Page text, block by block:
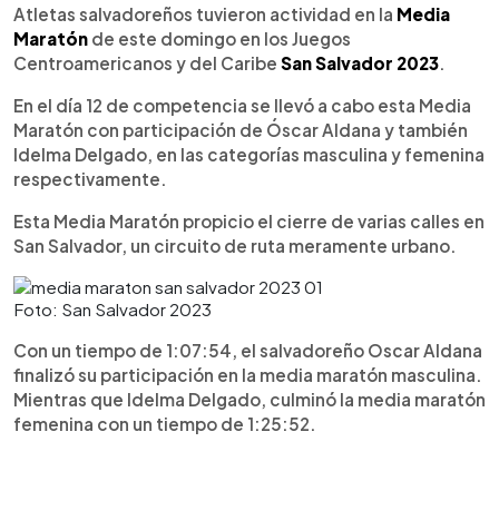
Escuchar artículo
Atletas salvadoreños tuvieron actividad en la Media
Maratón de este domingo en los Juegos
Centroamericanos y del Caribe San Salvador 2023.
En el día 12 de competencia se llevó a cabo esta Media
Maratón con participación de Óscar Aldana y también
Idelma Delgado, en las categorías masculina y femenina
respectivamente.
Esta Media Maratón propicio el cierre de varias calles en
San Salvador, un circuito de ruta meramente urbano.
Foto: San Salvador 2023
Con un tiempo de 1:07:54, el salvadoreño Oscar Aldana
finalizó su participación en la media maratón masculina.
Mientras que Idelma Delgado, culminó la media maratón
femenina con un tiempo de 1:25:52.